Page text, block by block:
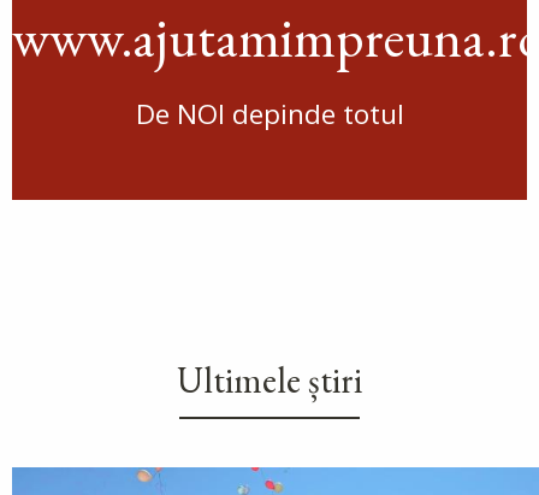
De NOI depinde totul
Ultimele știri